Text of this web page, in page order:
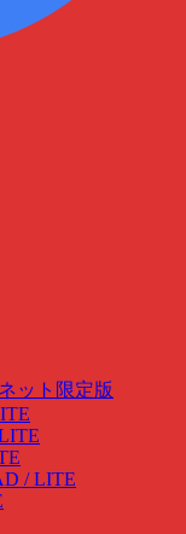
ット限定版
/ LITE